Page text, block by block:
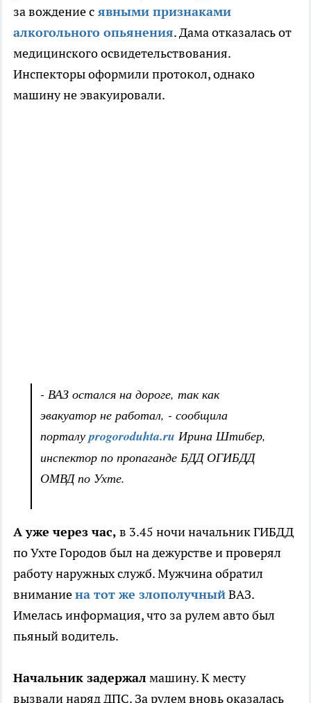
за вождение с явными признаками
алкогольного опьянения. Дама отказалась от
медицинского освидетельствования.
Инспекторы оформили протокол, однако
машину не эвакуировали.
- ВАЗ остался на дороге, так как
эвакуатор не работал, - сообщила
порталуprogoroduhta.ru Ирина Штибер,
инспектор по пропаганде БДД ОГИБДД
ОМВД по Ухте.
А уже через час, в 3.45 ночи начальник ГИБДД
по Ухте Городов был на дежурстве и проверял
работу наружных служб. Мужчина обратил
вниманиена тот же злополучныйВАЗ.
Имелась информация, что за рулем авто был
пьяный водитель.
Начальник задержал машину. К месту
вызвали наряд ДПС. За рулем вновь оказалась